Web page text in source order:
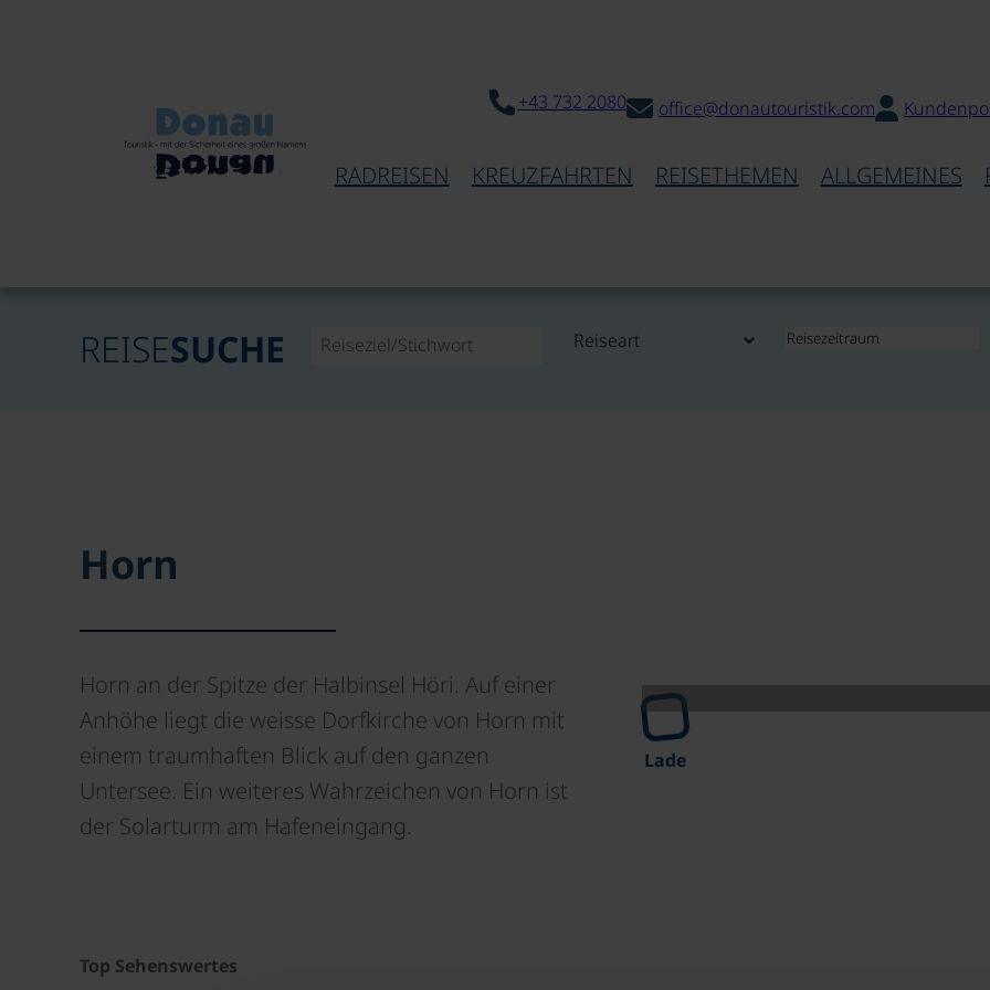
+43 732 2080 office@donautouristik.com
RADREISEN KREUZFAHRTEN REISETHEMEN ALLGEMEINES
REISESUCHE
Horn
Horn an der Spitze der Halbinsel Höri. Auf einer
Anhöhe liegt die weisse Dorfkirche von Horn mit
einem traumhaften Blick auf den ganzen
Untersee. Ein weiteres Wahrzeichen von Horn ist
der Solarturm am Hafeneingang.
Lade
Top Sehenswertes